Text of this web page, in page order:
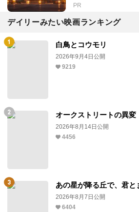
PR
デイリーみたい映画ランキング
白鳥とコウモリ
2026年9月4日公開
9219
オークストリートの異変
2026年8月14日公開
4456
あの星が降る丘で、君と
2026年8月7日公開
6404